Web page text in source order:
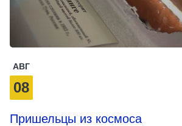
АВГ
08
Пришельцы из космоса